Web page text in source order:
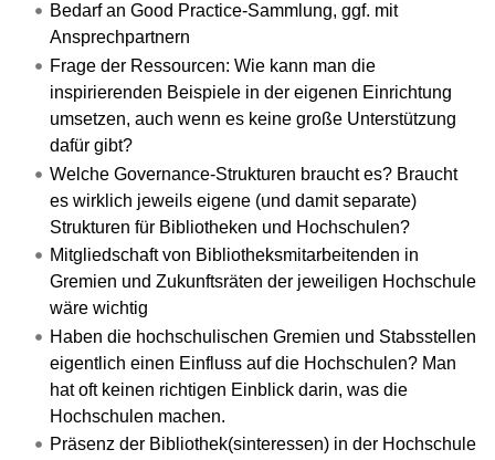
Bedarf an Good Practice-Sammlung, ggf. mit
Ansprechpartnern
Frage der Ressourcen: Wie kann man die
inspirierenden Beispiele in der eigenen Einrichtung
umsetzen, auch wenn es keine große Unterstützung
dafür gibt?
Welche Governance-Strukturen braucht es? Braucht
es wirklich jeweils eigene (und damit separate)
Strukturen für Bibliotheken und Hochschulen?
Mitgliedschaft von Bibliotheksmitarbeitenden in
Gremien und Zukunftsräten der jeweiligen Hochschule
wäre wichtig
Haben die hochschulischen Gremien und Stabsstellen
eigentlich einen Einfluss auf die Hochschulen? Man
hat oft keinen richtigen Einblick darin, was die
Hochschulen machen.
Präsenz der Bibliothek(sinteressen) in der Hochschule